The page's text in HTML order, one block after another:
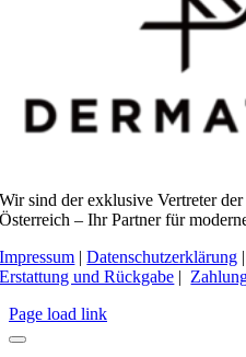
Wir sind der exklusive Vertreter
Österreich – Ihr Partner für
Impressum |Datenschutzerklärung |
Erstattung und Rückgabe |
Page load link